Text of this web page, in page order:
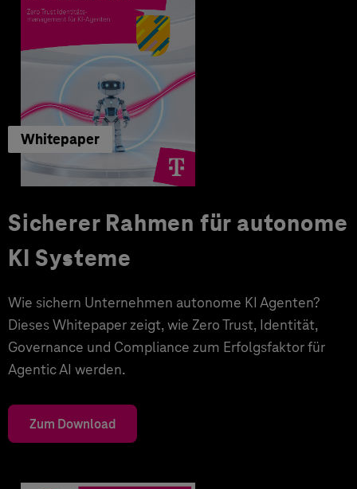
Whitepaper
Sicherer Rahmen für autonome
KI Systeme
Wie sichern Unternehmen autonome KI Agenten?
Dieses Whitepaper zeigt, wie Zero Trust, Identität,
Governance und Compliance zum Erfolgsfaktor für
Agentic AI werden.
Zum Download